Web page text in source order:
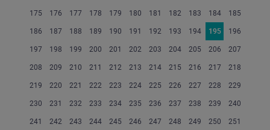
175 176 177 178 179 180 181 182 183 184 185
186 187 188 189 190 191 192 193 194 195 196
197 198 199 200 201 202 203 204 205 206 207
208 209 210 211 212 213 214 215 216 217 218
219 220 221 222 223 224 225 226 227 228 229
230 231 232 233 234 235 236 237 238 239 240
241 242 243 244 245 246 247 248 249 250 251